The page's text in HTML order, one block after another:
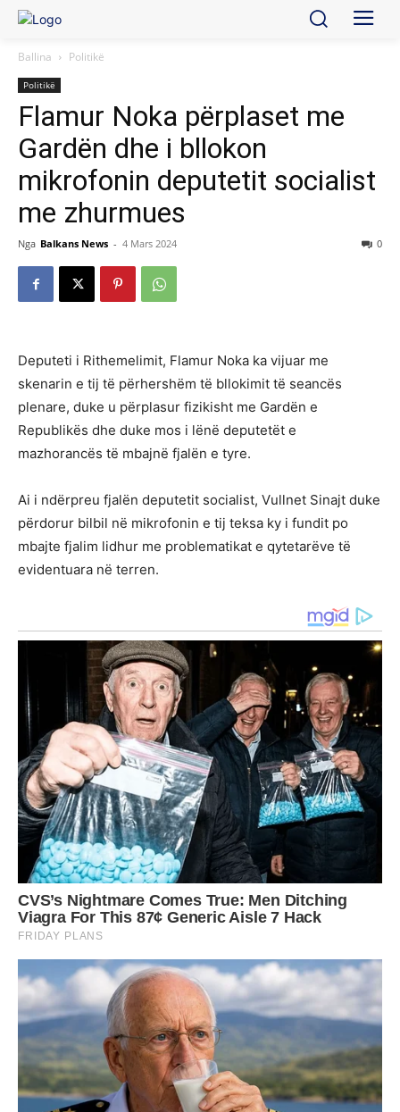
Ballina Politikë
Politikë
Flamur Noka përplaset me
Gardën dhe i bllokon
mikrofonin deputetit socialist
me zhurmues
Nga Balkans News - 4 Mars 2024 0
Deputeti i Rithemelimit, Flamur Noka ka vijuar me
skenarin e tij të përhershëm të bllokimit të seancës
plenare, duke u përplasur fizikisht me Gardën e
Republikës dhe duke mos i lënë deputetët e
mazhorancës të mbajnë fjalën e tyre.
Ai i ndërpreu fjalën deputetit socialist, Vullnet Sinajt duke
përdorur bilbil në mikrofonin e tij teksa ky i fundit po
mbajte fjalim lidhur me problematikat e qytetarëve të
evidentuara në terren.